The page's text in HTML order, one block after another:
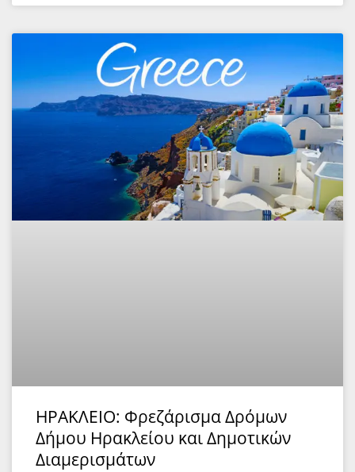
ΗΡΑΚΛΕΙΟ: Φρεζάρισμα Δρόμων
Δήμου Ηρακλείου και Δημοτικών
Διαμερισμάτων